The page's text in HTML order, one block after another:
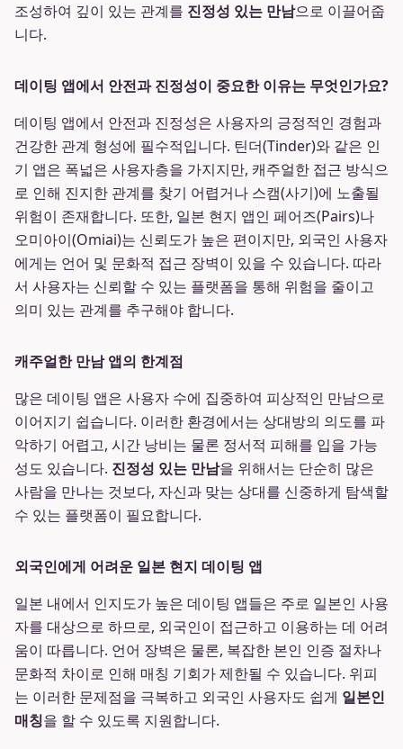
조성하여 깊이 있는 관계를 진정성 있는 만남으로 이끌어줍
니다.
데이팅 앱에서 안전과 진정성이 중요한 이유는 무엇인가요?
데이팅 앱에서 안전과 진정성은 사용자의 긍정적인 경험과
건강한 관계 형성에 필수적입니다. 틴더(Tinder)와 같은 인
기 앱은 폭넓은 사용자층을 가지지만, 캐주얼한 접근 방식으
로 인해 진지한 관계를 찾기 어렵거나 스캠(사기)에 노출될
위험이 존재합니다. 또한, 일본 현지 앱인 페어즈(Pairs)나
오미아이(Omiai)는 신뢰도가 높은 편이지만, 외국인 사용자
에게는 언어 및 문화적 접근 장벽이 있을 수 있습니다. 따라
서 사용자는 신뢰할 수 있는 플랫폼을 통해 위험을 줄이고
의미 있는 관계를 추구해야 합니다.
캐주얼한 만남 앱의 한계점
많은 데이팅 앱은 사용자 수에 집중하여 피상적인 만남으로
이어지기 쉽습니다. 이러한 환경에서는 상대방의 의도를 파
악하기 어렵고, 시간 낭비는 물론 정서적 피해를 입을 가능
성도 있습니다. 진정성 있는 만남을 위해서는 단순히 많은
사람을 만나는 것보다, 자신과 맞는 상대를 신중하게 탐색할
수 있는 플랫폼이 필요합니다.
외국인에게 어려운 일본 현지 데이팅 앱
일본 내에서 인지도가 높은 데이팅 앱들은 주로 일본인 사용
자를 대상으로 하므로, 외국인이 접근하고 이용하는 데 어려
움이 따릅니다. 언어 장벽은 물론, 복잡한 본인 인증 절차나
문화적 차이로 인해 매칭 기회가 제한될 수 있습니다. 위피
는 이러한 문제점을 극복하고 외국인 사용자도 쉽게 일본인
매칭을 할 수 있도록 지원합니다.